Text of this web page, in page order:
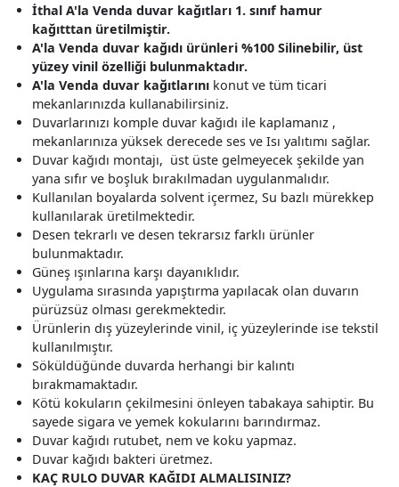
İthal A'la Venda duvar kağıtları 1. sınıf hamur
kağıtttan üretilmiştir.
A'la Venda duvar kağıdı ürünleri %100 Silinebilir, üst
yüzey vinil özelliği bulunmaktadır.
A'la Venda duvar kağıtlarını konut ve tüm ticari
mekanlarınızda kullanabilirsiniz.
Duvarlarınızı komple duvar kağıdı ile kaplamanız ,
mekanlarınıza yüksek derecede ses ve Isı yalıtımı sağlar.
Duvar kağıdı montajı, üst üste gelmeyecek şekilde yan
yana sıfır ve boşluk bırakılmadan uygulanmalıdır.
Kullanılan boyalarda solvent içermez, Su bazlı mürekkep
kullanılarak üretilmektedir.
Desen tekrarlı ve desen tekrarsız farklı ürünler
bulunmaktadır.
Güneş ışınlarına karşı dayanıklıdır.
Uygulama sırasında yapıştırma yapılacak olan duvarın
pürüzsüz olması gerekmektedir.
Ürünlerin dış yüzeylerinde vinil, iç yüzeylerinde ise tekstil
kullanılmıştır.
Söküldüğünde duvarda herhangi bir kalıntı
bırakmamaktadır.
Kötü kokuların çekilmesini önleyen tabakaya sahiptir. Bu
sayede sigara ve yemek kokularını barındırmaz.
Duvar kağıdı rutubet, nem ve koku yapmaz.
Duvar kağıdı bakteri üretmez.
KAÇ RULO DUVAR KAĞIDI ALMALISINIZ?